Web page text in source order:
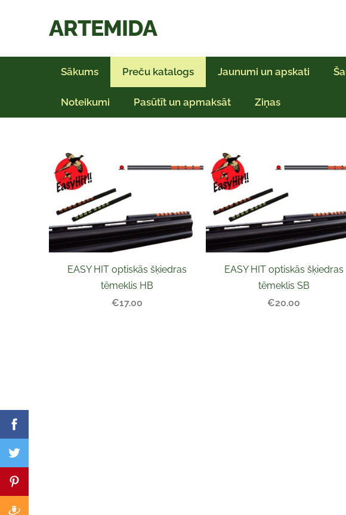
ARTEMIDA
Sākums Preču katalogs Jaunumi un apskati
Noteikumi Pasūtīt un apmaksāt Ziņas
EASY HIT optiskās šķiedras
tēmeklis HB
€17.00
EASY HIT optiskās šķiedras
tēmeklis SB
€20.00